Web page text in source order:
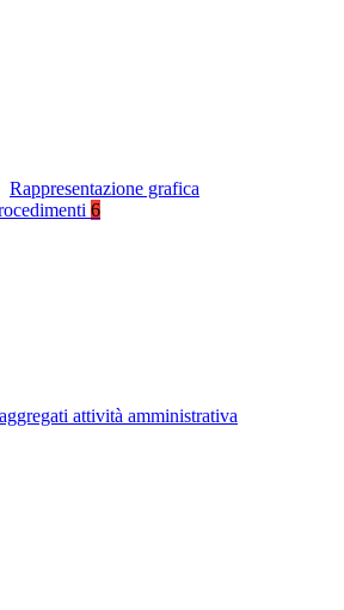
Rappresentazione grafica
6
attività amministrativa